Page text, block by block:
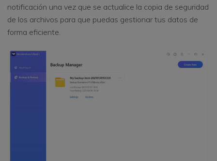
notificación una vez que se actualice la copia de seguridad
de los archivos para que puedas gestionar tus datos de
forma eficiente.